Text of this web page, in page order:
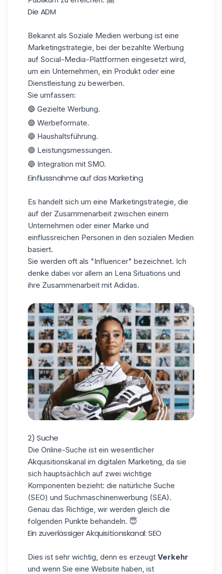
Die ADM
Bekannt als Soziale Medien werbung ist eine
Marketingstrategie, bei der bezahlte Werbung
auf Social-Media-Plattformen eingesetzt wird,
um ein Unternehmen, ein Produkt oder eine
Dienstleistung zu bewerben.
Sie umfassen:
🔵 Gezielte Werbung.
🟣 Werbeformate.
🔵 Haushaltsführung.
🟣 Leistungsmessungen.
🔵 Integration mit SMO.
Einflussnahme auf das Marketing
Es handelt sich um eine Marketingstrategie, die
auf der Zusammenarbeit zwischen einem
Unternehmen oder einer Marke und
einflussreichen Personen in den sozialen Medien
basiert.
Sie werden oft als "Influencer" bezeichnet. Ich
denke dabei vor allem an Lena Situations und
ihre Zusammenarbeit mit Adidas.
2) Suche
Die Online-Suche ist ein wesentlicher
Akquisitionskanal im digitalen Marketing, da sie
sich hauptsächlich auf zwei wichtige
Komponenten bezieht: die natürliche Suche
(SEO) und Suchmaschinenwerbung (SEA).
Genau das Richtige, wir werden gleich die
folgenden Punkte behandeln. 😇
Ein zuverlässiger Akquisitionskanal: SEO
Dies ist sehr wichtig, denn es erzeugt Verkehr
und wenn Sie eine Website haben, ist